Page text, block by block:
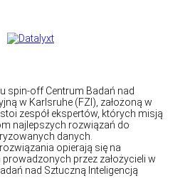
spin-off Centrum Badań nad
w Karlsruhe (FZI), założoną w
zespół ekspertów, których misją
najlepszych rozwiązań do
danych.
opierają się na
przez założycieli w
nad Sztuczną Inteligencją